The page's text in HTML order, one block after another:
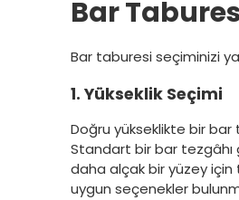
Bar
Bar taburesi seçiminizi
1. Yükseklik Seçimi
Doğru yükseklikte bir bar
Standart bir bar tezgâhı
daha alçak bir yüzey için
uygun seçenekler